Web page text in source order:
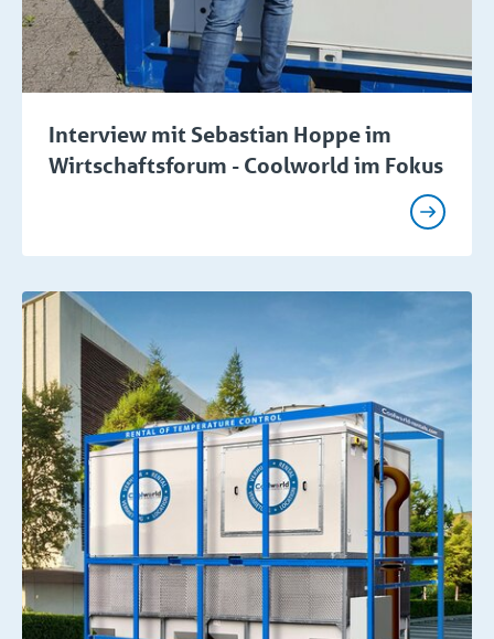
Interview mit Sebastian Hoppe im
Wirtschaftsforum - Coolworld im Fokus